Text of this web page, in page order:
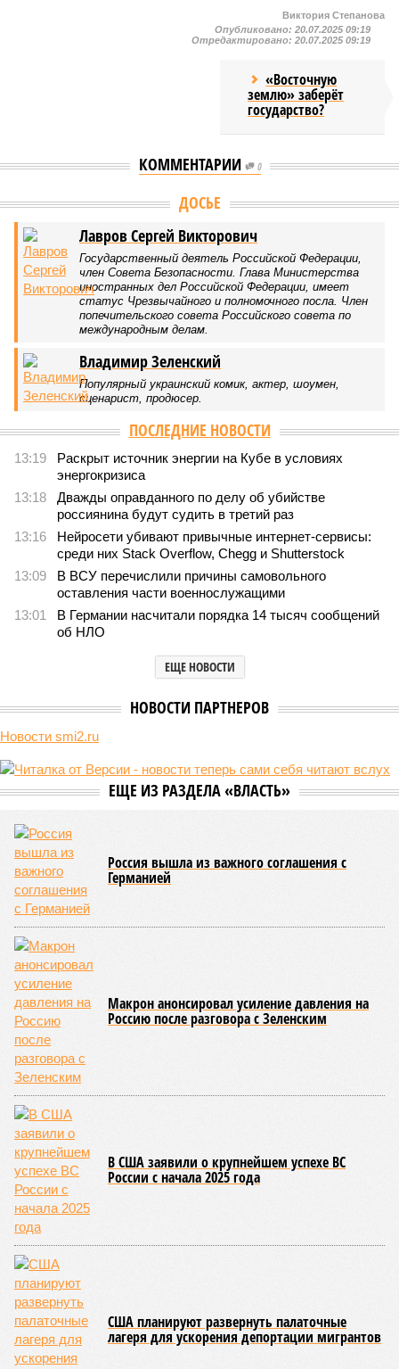
Виктория Степанова
Опубликовано: 20.07.2025 09:19
Отредактировано: 20.07.2025 09:19
«Восточную
землю» заберёт
государство?
КОММЕНТАРИИ 0
ДОСЬЕ
Лавров Сергей Викторович
Государственный деятель Российской Федерации,
член Совета Безопасности. Глава Министерства
иностранных дел Российской Федерации, имеет
статус Чрезвычайного и полномочного посла. Член
попечительского совета Российского совета по
международным делам.
Владимир Зеленский
Популярный украинский комик, актер, шоумен,
сценарист, продюсер.
ПОСЛЕДНИЕ НОВОСТИ
13:19
Раскрыт источник энергии на Кубе в условиях
энергокризиса
13:18
Дважды оправданного по делу об убийстве
россиянина будут судить в третий раз
13:16
Нейросети убивают привычные интернет-сервисы:
среди них Stack Overflow, Chegg и Shutterstock
13:09
В ВСУ перечислили причины самовольного
оставления части военнослужащими
13:01
В Германии насчитали порядка 14 тысяч сообщений
об НЛО
ЕЩЕ НОВОСТИ
НОВОСТИ ПАРТНЕРОВ
Новости smi2.ru
ЕЩЕ ИЗ РАЗДЕЛА «ВЛАСТЬ»
Россия вышла из важного соглашения с
Германией
Макрон анонсировал усиление давления на
Россию после разговора с Зеленским
В США заявили о крупнейшем успехе ВС
России с начала 2025 года
США планируют развернуть палаточные
лагеря для ускорения депортации мигрантов